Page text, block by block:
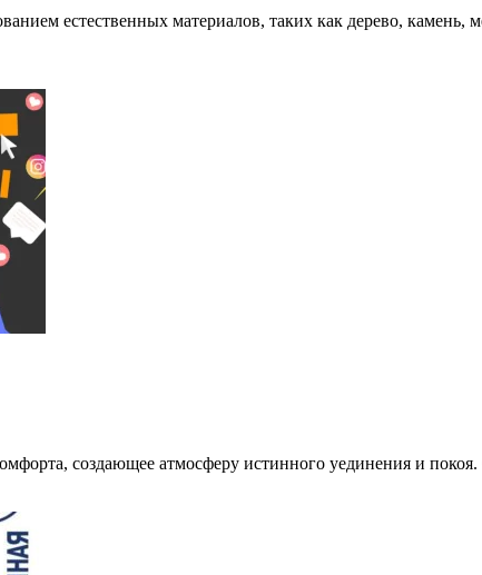
естественных материалов, таких как дерево, камень,
создающее атмосферу истинного уединения и